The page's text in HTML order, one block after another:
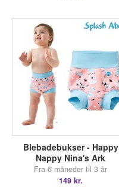
Blebadebukser - Happy
Nappy Nina's Ark
Fra 6 måneder til 3 år
149 kr.